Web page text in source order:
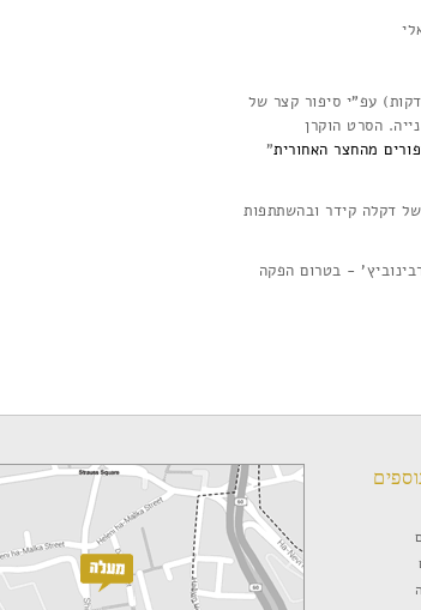
" (45 דקות) עפ"י סיפור קצר של
הסרט הוקרן
מהחצר האחורית"
דקלה קידר ובהשתתפות
- בטרום הפקה